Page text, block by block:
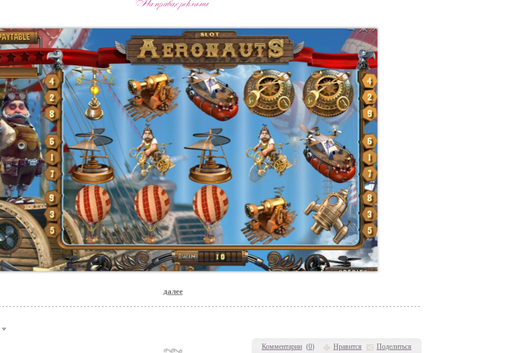
Комментарии (0) Нравится Поделиться
далее